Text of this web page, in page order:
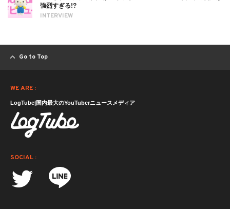
INTERVIEW
強烈すぎる!?
Go to Top
WE ARE :
LogTube|国内最大のYouTuberニュースメディア
SOCIAL :